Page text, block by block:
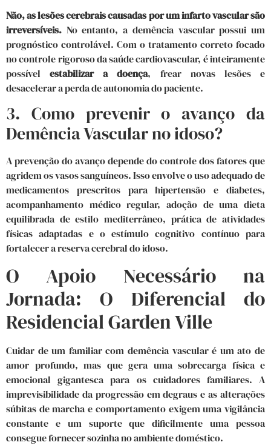
Não, as lesões cerebrais causadas por um infarto vascular são
irreversíveis. No entanto, a demência vascular possui um
prognóstico controlável. Com o tratamento correto focado
no controle rigoroso da saúde cardiovascular, é inteiramente
possívelestabilizar a doença, frear novas lesões e
desacelerar a perda de autonomia do paciente.
3. Como prevenir o avanço da
Demência Vascular no idoso?
A prevenção do avanço depende do controle dos fatores que
agridem os vasos sanguíneos. Isso envolve o uso adequado de
medicamentos prescritos para hipertensão e diabetes,
acompanhamento médico regular, adoção de uma dieta
equilibrada de estilo mediterrâneo, prática de atividades
físicas adaptadas e o estímulo cognitivo contínuo para
fortalecer a reserva cerebral do idoso.
O Apoio Necessário na
Jornada: O Diferencial do
Residencial Garden Ville
Cuidar de um familiar com demência vascular é um ato de
amor profundo, mas que gera uma sobrecarga física e
emocional gigantesca para os cuidadores familiares. A
imprevisibilidade da progressão em degraus e as alterações
súbitas de marcha e comportamento exigem uma vigilância
constante e um suporte que dificilmente uma pessoa
consegue fornecer sozinha no ambiente doméstico.